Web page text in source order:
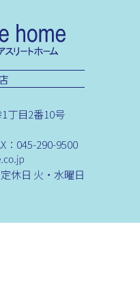
丁目2番10号
：045-290-9500
休日 火・水曜日